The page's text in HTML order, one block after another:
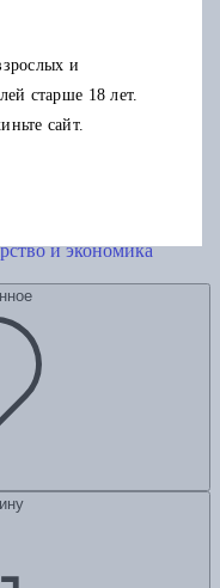
и экономика
и
старше 18 лет.
сайт.